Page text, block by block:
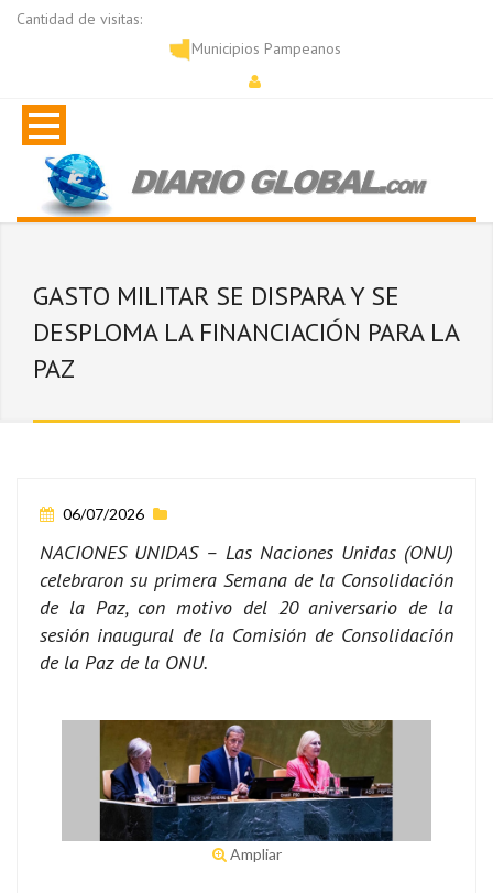
Cantidad de visitas:
Municipios Pampeanos
GASTO MILITAR SE DISPARA Y SE
DESPLOMA LA FINANCIACIÓN PARA LA
PAZ
06/07/2026
NACIONES UNIDAS – Las Naciones Unidas (ONU)
celebraron su primera Semana de la Consolidación
de la Paz, con motivo del 20 aniversario de la
sesión inaugural de la Comisión de Consolidación
de la Paz de la ONU.
Ampliar